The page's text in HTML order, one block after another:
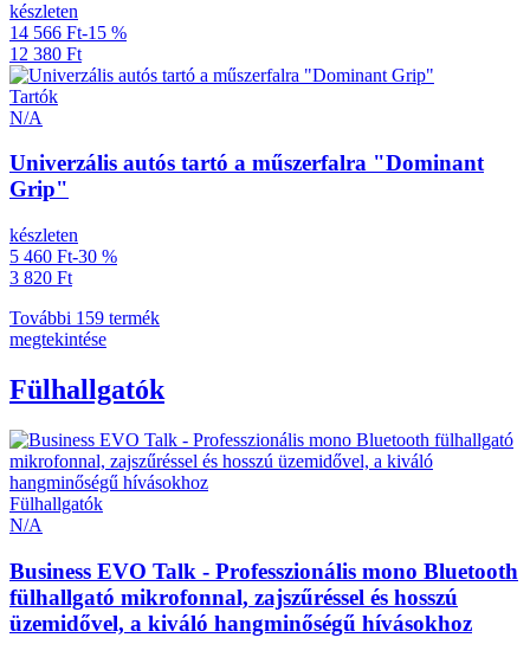
készleten
14 566 Ft-15 %
12 380 Ft
Tartók
N/A
Univerzális autós tartó a műszerfalra "Dominant
Grip"
készleten
5 460 Ft-30 %
3 820 Ft
További 159 termék
megtekintése
Fülhallgatók
Fülhallgatók
N/A
Business EVO Talk - Professzionális mono Bluetooth
fülhallgató mikrofonnal, zajszűréssel és hosszú
üzemidővel, a kiváló hangminőségű hívásokhoz